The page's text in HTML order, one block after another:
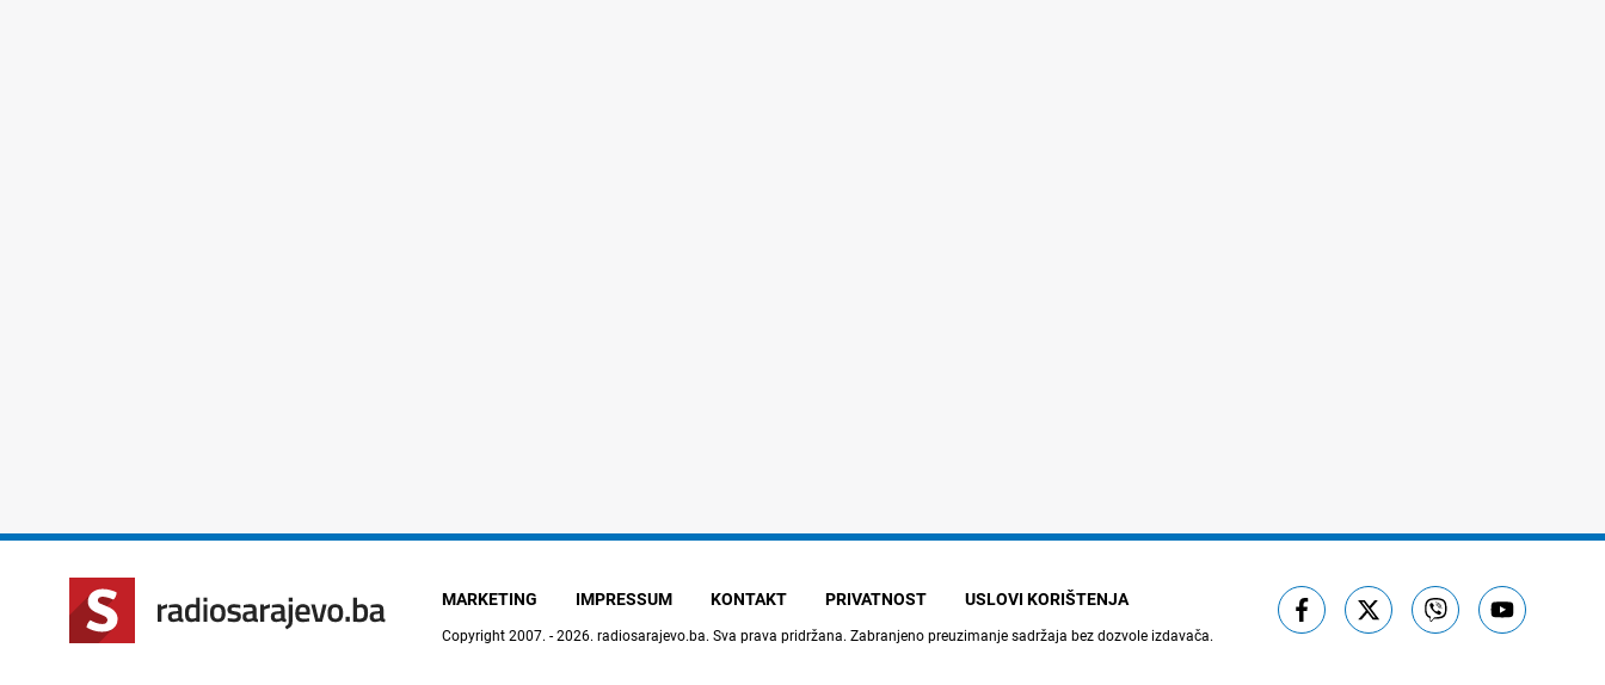
MARKETING IMPRESSUM KONTAKT PRIVATNOST USLOVI KORIŠTENJA
Copyright 2007. - 2026. radiosarajevo.ba. Sva prava pridržana. Zabranjeno preuzimanje sadržaja bez dozvole izdavača.